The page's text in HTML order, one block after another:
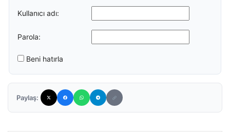
Kullanıcı adı:
Parola:
Beni hatırla
Paylaş: